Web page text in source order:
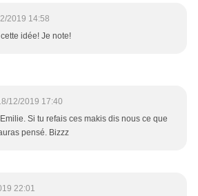
2019 14:58
idée! Je note!
12/2019 17:40
Si tu refais ces makis dis nous ce que
pensé. Bizzz
22:01